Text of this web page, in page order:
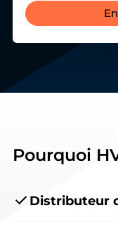
Pourquoi
Distributeur